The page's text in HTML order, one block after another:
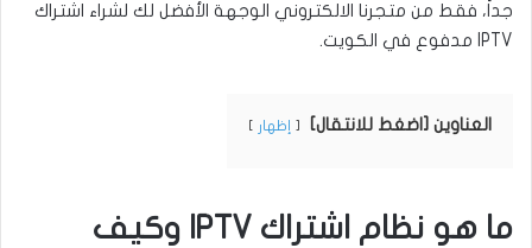
جداً، فقط من متجرنا الالكتروني الوجهة الأفضل لك لشراء اشتراك
IPTV مدفوع في الكويت.
العناوين [اضغط للانتقال] إظهار
ما هو نظام اشتراك IPTV وكيف